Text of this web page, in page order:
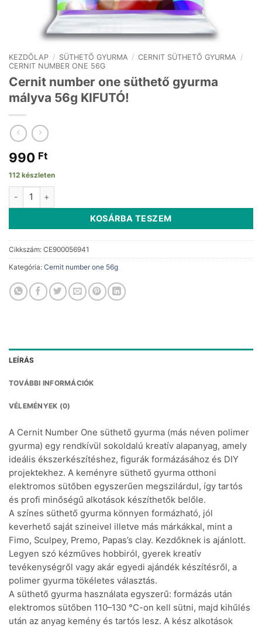
KEZDŐLAP / SÜTHETŐ GYURMA / CERNIT SÜTHETŐ GYURMA /
CERNIT NUMBER ONE 56G
Cernit number one süthető gyurma
mályva 56g KIFUTÓ!
990 Ft
112 készleten
Cernit number one süthető gyurma mályva 56g KIFUTÓ!
KOSÁRBA TESZEM
Cikkszám: CE900056941
Kategória: Cernit number one 56g
LEÍRÁS
TOVÁBBI INFORMÁCIÓK
VÉLEMÉNYEK (0)
A Cernit Number One süthető gyurma (más néven polimer
gyurma) egy rendkívül sokoldalú kreatív alapanyag, amely
ideális ékszerkészítéshez, figurák formázásához és DIY
projektekhez. A keményre süthető gyurma otthoni
elektromos sütőben egyszerűen megszilárdul, így tartós
és profi minőségű alkotások készíthetők belőle.
A színes süthető gyurma könnyen formázható, jól
keverhető saját szineivel illetve más márkákkal, mint a
Fimo, Sculpey, Premo, Papas’s clay. Kezdőknek is ajánlott.
Legyen szó kézműves hobbiról, gyerek kreatív
tevékenységről vagy akár egyedi ajándék készítésről, a
polimer gyurma tökéletes választás.
A süthető gyurma használata egyszerű: formázás után
elektromos sütőben 110–130 °C-on kell sütni, majd kihűlés
után az anyag kemény és tartós lesz. A kész alkotások